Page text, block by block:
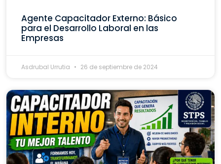
Agente Capacitador Externo: Básico
para el Desarrollo Laboral en las
Empresas
Asdrubal Urrutia 26 de septiembre de 2024